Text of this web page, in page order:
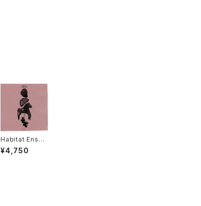
Habitat Ense
mble - Habita
t Ensemble "L
¥4,750